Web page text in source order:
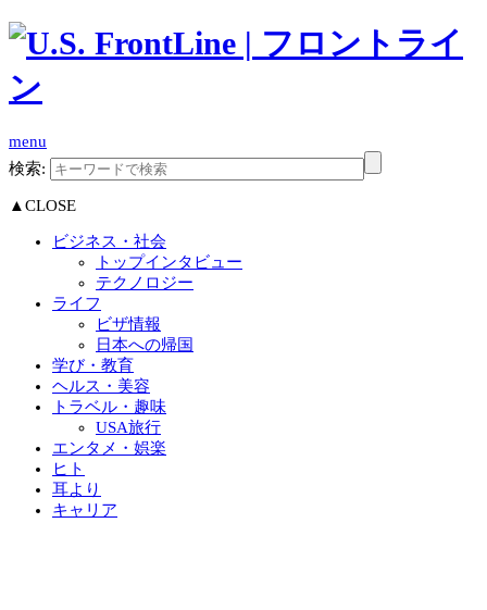
menu
検索:
▲CLOSE
ビジネス・社会
トップインタビュー
テクノロジー
ライフ
ビザ情報
日本への帰国
学び・教育
ヘルス・美容
トラベル・趣味
USA旅行
エンタメ・娯楽
ヒト
耳より
キャリア